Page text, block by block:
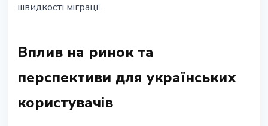
швидкості міграції.
Вплив на ринок та
перспективи для українських
користувачів